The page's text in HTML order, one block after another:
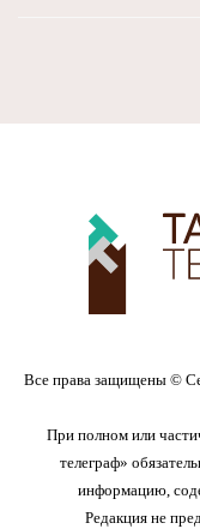
Все права защищены ©
При полном или
телеграф»
информацию,
Редакция не